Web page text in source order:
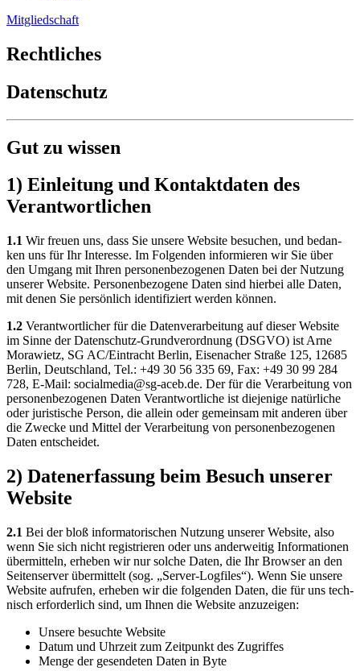
Mitgliedschaft
Rechtliches
Datenschutz
Gut zu wissen
1) Einleitung und Kontaktdaten des
Verantwortlichen
1.1 Wir freu­en uns, dass Sie unse­re Web­site besu­chen, und bedan­
ken uns für Ihr Inter­es­se. Im Fol­gen­den infor­mie­ren wir Sie über
den Umgang mit Ihren per­so­nen­be­zo­ge­nen Daten bei der Nut­zung
unse­rer Web­site. Per­so­nen­be­zo­ge­ne Daten sind hier­bei alle Daten,
mit denen Sie per­sön­lich iden­ti­fi­ziert wer­den kön­nen.
1.2 Ver­ant­wort­li­cher für die Daten­ver­ar­bei­tung auf die­ser Web­site
im Sin­ne der Daten­schutz-Grund­ver­ord­nung (DSGVO) ist Arne
Mora­wi­etz, SG AC/Eintracht Ber­lin, Eisen­acher Stra­ße 125, 12685
Ber­lin, Deutsch­land, Tel.: +49 30 56 335 69, Fax: +49 30 99 284
728, E‑Mail: socialmedia@​sg-​aceb.​de. Der für die Ver­ar­bei­tung von
per­so­nen­be­zo­ge­nen Daten Ver­ant­wort­li­che ist die­je­ni­ge natür­li­che
oder juris­ti­sche Per­son, die allein oder gemein­sam mit ande­ren über
die Zwe­cke und Mit­tel der Ver­ar­bei­tung von per­so­nen­be­zo­ge­nen
Daten ent­schei­det.
2) Datenerfassung beim Besuch unserer
Website
2.1 Bei der bloß infor­ma­to­ri­schen Nut­zung unse­rer Web­site, also
wenn Sie sich nicht regis­trie­ren oder uns ander­wei­tig Infor­ma­tio­nen
über­mit­teln, erhe­ben wir nur sol­che Daten, die Ihr Brow­ser an den
Sei­ten­ser­ver über­mit­telt (sog. „Ser­ver-Log­files“). Wenn Sie unse­re
Web­site auf­ru­fen, erhe­ben wir die fol­gen­den Daten, die für uns tech­
nisch erfor­der­lich sind, um Ihnen die Web­site anzu­zei­gen:
Unse­re besuch­te Web­site
Datum und Uhr­zeit zum Zeit­punkt des Zugrif­fes
Men­ge der gesen­de­ten Daten in Byte